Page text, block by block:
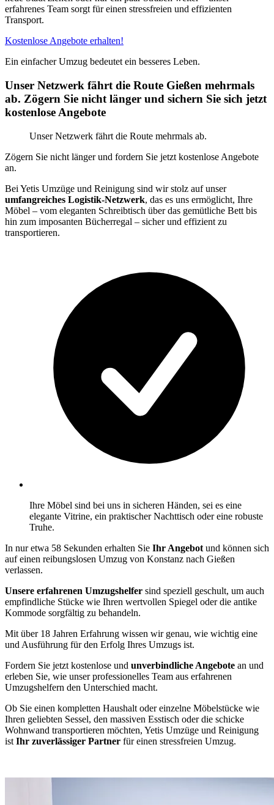
erfahrenes Team sorgt für einen stressfreien und effizienten
Transport.
Kostenlose Angebote erhalten!
Ein einfacher Umzug bedeutet ein besseres Leben.
Unser Netzwerk fährt die Route Gießen mehrmals
ab. Zögern Sie nicht länger und sichern Sie sich jetzt
kostenlose Angebote
Unser Netzwerk fährt die Route mehrmals ab.
Zögern Sie nicht länger und fordern Sie jetzt kostenlose Angebote
an.
Bei Yetis Umzüge und Reinigung sind wir stolz auf unser
umfangreiches Logistik-Netzwerk, das es uns ermöglicht, Ihre
Möbel – vom eleganten Schreibtisch über das gemütliche Bett bis
hin zum imposanten Bücherregal – sicher und effizient zu
transportieren.
Ihre Möbel sind bei uns in sicheren Händen, sei es eine
elegante Vitrine, ein praktischer Nachttisch oder eine robuste
Truhe.
In nur etwa 58 Sekunden erhalten Sie Ihr Angebot und können sich
auf einen reibungslosen Umzug von Konstanz nach Gießen
verlassen.
Unsere erfahrenen Umzugshelfer sind speziell geschult, um auch
empfindliche Stücke wie Ihren wertvollen Spiegel oder die antike
Kommode sorgfältig zu behandeln.
Mit über 18 Jahren Erfahrung wissen wir genau, wie wichtig eine
und Ausführung für den Erfolg Ihres Umzugs ist.
Fordern Sie jetzt kostenlose und unverbindliche Angebote an und
erleben Sie, wie unser professionelles Team aus erfahrenen
Umzugshelfern den Unterschied macht.
Ob Sie einen kompletten Haushalt oder einzelne Möbelstücke wie
Ihren geliebten Sessel, den massiven Esstisch oder die schicke
Wohnwand transportieren möchten, Yetis Umzüge und Reinigung
ist Ihr zuverlässiger Partner für einen stressfreien Umzug.